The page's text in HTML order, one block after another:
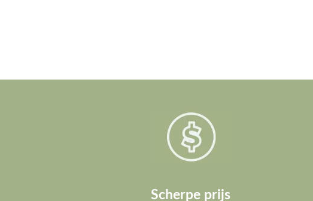
Scherpe prijs